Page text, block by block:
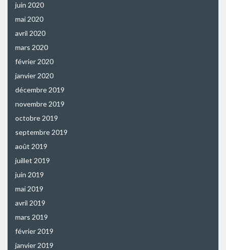
juin 2020
mai 2020
avril 2020
mars 2020
février 2020
janvier 2020
décembre 2019
novembre 2019
octobre 2019
septembre 2019
août 2019
juillet 2019
juin 2019
mai 2019
avril 2019
mars 2019
février 2019
janvier 2019